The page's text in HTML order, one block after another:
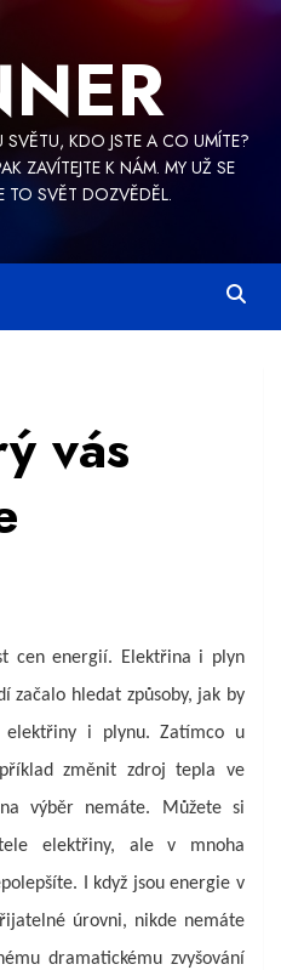
SVĚTU, KDO JSTE A CO UMÍTE?
ZAVÍTEJTE K NÁM. MY UŽ SE
TO SVĚT DOZVĚDĚL.
vás
cen energií. Elektřina i plyn
začalo hledat způsoby, jak by
elektřiny i plynu. Zatímco u
změnit zdroj tepla ve
výběr nemáte. Můžete si
elektřiny, ale v mnoha
I když jsou energie v
úrovni, nikde nemáte
dramatickému zvyšování